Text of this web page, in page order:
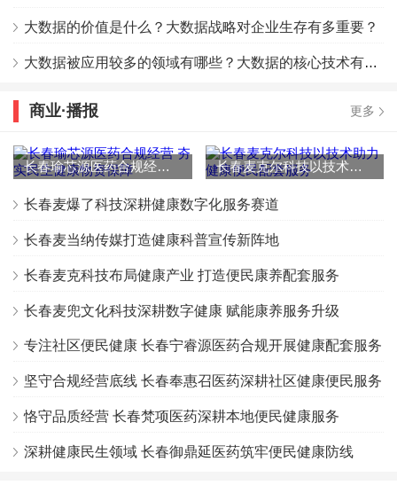
大数据的价值是什么？大数据战略对企业生存有多重要？
大数据被应用较多的领域有哪些？大数据的核心技术有哪些？
商业·播报 更多
长春瑜芯源医药合规经营 夯实民生健康物资保障 长春麦克尔科技以技术助力健康便民配套服务
长春麦爆了科技深耕健康数字化服务赛道
长春麦当纳传媒打造健康科普宣传新阵地
长春麦克科技布局健康产业 打造便民康养配套服务
长春麦兜文化科技深耕数字健康 赋能康养服务升级
专注社区便民健康 长春宁睿源医药合规开展健康配套服务
坚守合规经营底线 长春奉惠召医药深耕社区健康便民服务
恪守品质经营 长春梵项医药深耕本地便民健康服务
深耕健康民生领域 长春御鼎延医药筑牢便民健康防线